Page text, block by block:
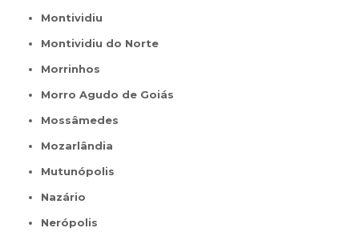
Montividiu
Montividiu do Norte
Morrinhos
Morro Agudo de Goiás
Mossâmedes
Mozarlândia
Mutunópolis
Nazário
Nerópolis